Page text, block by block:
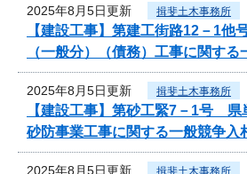
2025年8月5日更新 揖斐土木事務所
【建設工事】第建工街路12－1
（一般分）（債務）工事に関す
2025年8月5日更新 揖斐土木事務所
【建設工事】第砂工緊7－1号
砂防事業工事に関する一般競争入
2025年8月5日更新 揖斐土木事務所